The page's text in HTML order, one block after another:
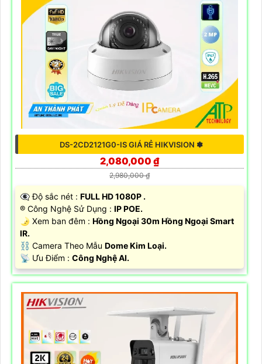
DS-2CD2121G0-IS GIÁ RẺ HIKVISION ✽
2,080,000 ₫
2,980,000 ₫
👁️‍🗨 Độ sắc nét : FULL HD 1080P .
®️ Công Nghệ Sử Dụng : IP POE.
🌛 Xem ban đêm : Hồng Ngoại 30m Hồng Ngoại Smart
IR.
⛓ Camera Theo Mẫu Dome Kim Loại.
️📡 Ưu Điểm : Công Nghệ AI.